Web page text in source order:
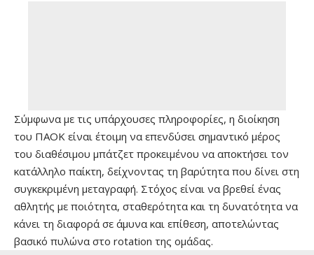
Σύμφωνα με τις υπάρχουσες πληροφορίες, η διοίκηση
του ΠΑΟΚ είναι έτοιμη να επενδύσει σημαντικό μέρος
του διαθέσιμου μπάτζετ προκειμένου να αποκτήσει τον
κατάλληλο παίκτη, δείχνοντας τη βαρύτητα που δίνει στη
συγκεκριμένη μεταγραφή. Στόχος είναι να βρεθεί ένας
αθλητής με ποιότητα, σταθερότητα και τη δυνατότητα να
κάνει τη διαφορά σε άμυνα και επίθεση, αποτελώντας
βασικό πυλώνα στο rotation της ομάδας.